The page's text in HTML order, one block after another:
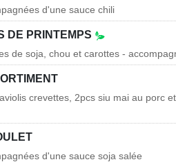
d'une sauce chili
DE PRINTEMPS
de soja, chou et carottes -
crevettes, 2pcs siu mai au porc
d'une sauce soja salée